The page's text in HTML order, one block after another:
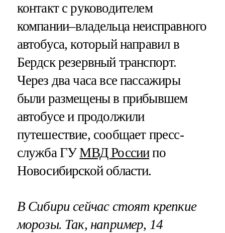
контакт с руководителем
компании–владельца неисправного
автобуса, который направил в
Бердск резервный транспорт.
Через два часа все пассажиры
были размещены в прибывшем
автобусе и продолжили
путешествие, сообщает пресс-
служба ГУМВД Россиипо
Новосибирской области.
В Сибири сейчас стоят крепкие
морозы. Так, например, 14